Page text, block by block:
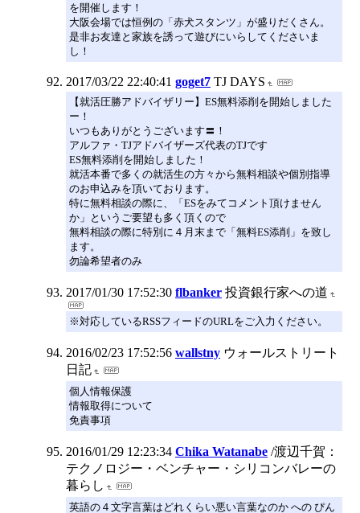
を開催します！
大阪会場では恒例の「赤犬スタンツ」が盛りだくさん。
是非お友達と家族を誘って遊びにいらしてくださいま
し！
2017/03/22 22:40:41 goget7 TJ DAYS
【就活圧勝アドバイザリー】ES無料添削を開始しました
ー！
いつもありがとうございます〓！
アルファ・TJアドバイザーズ代表のTJです
ES無料添削を開始しました！
就活本番で多くの就活生の方々から無料相談や個別指導
のお申込みを頂いております。
特に無料相談の際に、「ESをみてコメント頂けません
か」というご要望も多く頂くので
無料相談の際に特別に４月末まで「無料ES添削」を致し
ます。
勿論希望者のみ
2017/01/30 17:52:30 flbanker 投資銀行家への道
※対応しているRSSフィードのURLをご入力ください。
2016/02/23 17:52:56 wallstny ウォールストリート
日記
個人情報保護
情報取得について
免責事項
2016/01/29 12:23:34 Chika Watanabe /渡辺千賀：
テクノロジー・ベンチャー・シリコンバレーの
暮らし
英語の４文字言葉はどれくらい悪い言葉なのか への ぴん